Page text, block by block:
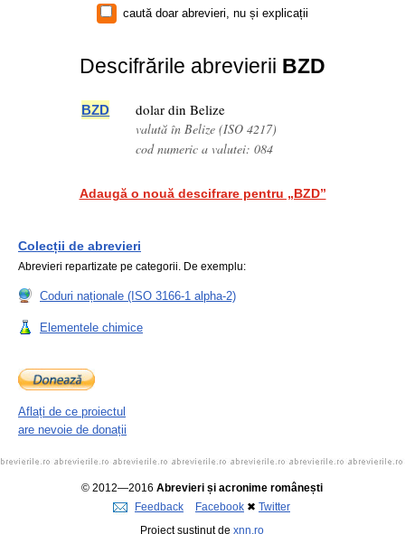
caută doar abrevieri, nu și explicații
Descifrările abrevierii BZD
BZD dolar din Belize
valută în Belize (ISO 4217)
cod numeric a valutei: 084
Adaugă o nouă descifrare pentru „BZD”
Colecții de abrevieri
Abrevieri repartizate pe categorii. De exemplu:
Coduri naționale (ISO 3166-1 alpha-2)
Elementele chimice
Aflați de ce proiectul
are nevoie de donații
© 2012—2016 Abrevieri și acronime românești
Feedback
Facebook ✖ Twitter
Proiect susținut de xnn.ro